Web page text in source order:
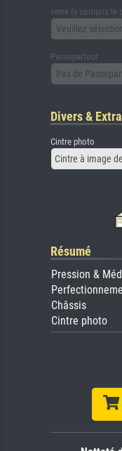
verre (y compris le
Veuillez
Passepartout
Pas de
Divers &
Cintre photo
Cintre à image
Résumé
Pression &
Châssis
Cintre photo